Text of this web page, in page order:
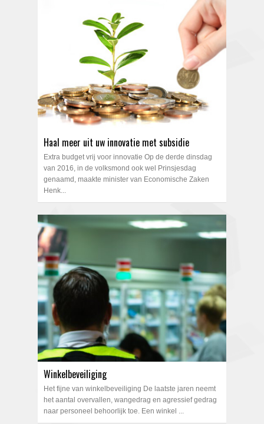
Haal meer uit uw innovatie met subsidie
Extra budget vrij voor innovatie Op de derde dinsdag
van 2016, in de volksmond ook wel Prinsjesdag
genaamd, maakte minister van Economische Zaken
Henk...
Winkelbeveiliging
Het fijne van winkelbeveiliging De laatste jaren neemt
het aantal overvallen, wangedrag en agressief gedrag
naar personeel behoorlijk toe. Een winkel ...